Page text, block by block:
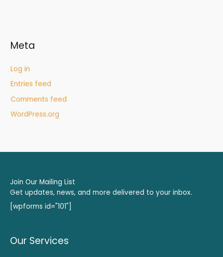
Meta
Log in
Entries feed
Comments feed
WordPress.org
Join Our Mailing List
Get updates, news, and more delivered to your inbox.
[wpforms id="101"]
Our Services